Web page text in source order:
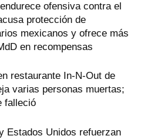
ofensiva contra el
protección de
mexicanos y ofrece más
en recompensas
restaurante In-N-Out de
varias personas muertas;
falleció
Estados Unidos refuerzan